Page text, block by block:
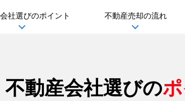
社選びのポイント 不動産売却の流れ
不動産会社選びの